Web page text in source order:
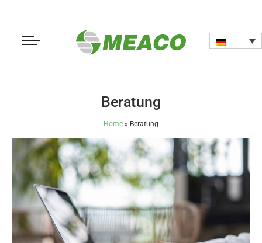
Beratung
Home » Beratung